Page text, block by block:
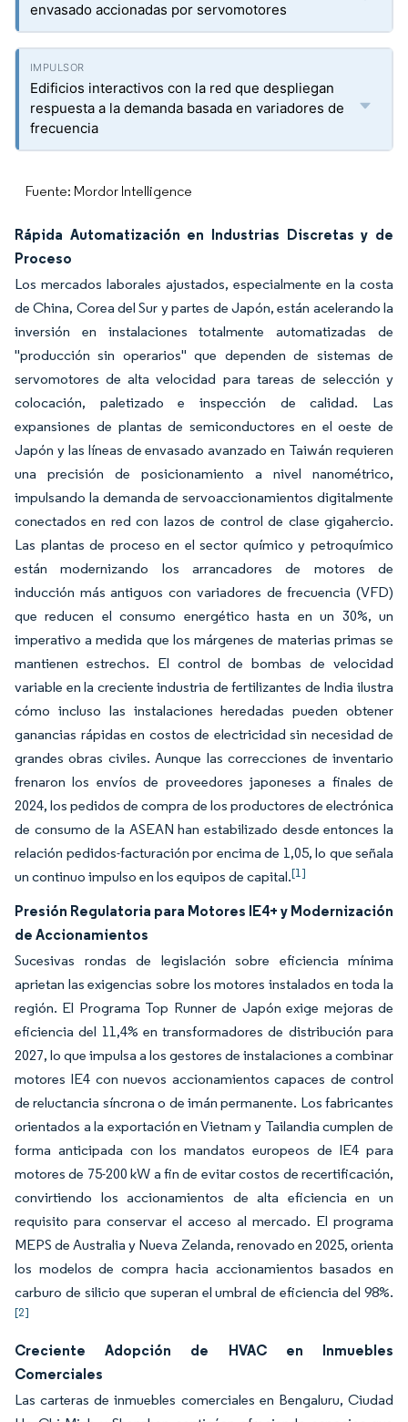
envasado accionadas por servomotores
Edificios interactivos con la red que despliegan
respuesta a la demanda basada en variadores de
frecuencia
Fuente: Mordor Intelligence
Rápida Automatización en Industrias Discretas y de
Proceso
Los mercados laborales ajustados, especialmente en la costa
de China, Corea del Sur y partes de Japón, están acelerando la
inversión en instalaciones totalmente automatizadas de
"producción sin operarios" que dependen de sistemas de
servomotores de alta velocidad para tareas de selección y
colocación, paletizado e inspección de calidad. Las
expansiones de plantas de semiconductores en el oeste de
Japón y las líneas de envasado avanzado en Taiwán requieren
una precisión de posicionamiento a nivel nanométrico,
impulsando la demanda de servoaccionamientos digitalmente
conectados en red con lazos de control de clase gigahercio.
Las plantas de proceso en el sector químico y petroquímico
están modernizando los arrancadores de motores de
inducción más antiguos con variadores de frecuencia (VFD)
que reducen el consumo energético hasta en un 30%, un
imperativo a medida que los márgenes de materias primas se
mantienen estrechos. El control de bombas de velocidad
variable en la creciente industria de fertilizantes de India ilustra
cómo incluso las instalaciones heredadas pueden obtener
ganancias rápidas en costos de electricidad sin necesidad de
grandes obras civiles. Aunque las correcciones de inventario
frenaron los envíos de proveedores japoneses a finales de
2024, los pedidos de compra de los productores de electrónica
de consumo de la ASEAN han estabilizado desde entonces la
relación pedidos-facturación por encima de 1,05, lo que señala
un continuo impulso en los equipos de capital.[1]
Presión Regulatoria para Motores IE4+ y Modernización
de Accionamientos
Sucesivas rondas de legislación sobre eficiencia mínima
aprietan las exigencias sobre los motores instalados en toda la
región. El Programa Top Runner de Japón exige mejoras de
eficiencia del 11,4% en transformadores de distribución para
2027, lo que impulsa a los gestores de instalaciones a combinar
motores IE4 con nuevos accionamientos capaces de control
de reluctancia síncrona o de imán permanente. Los fabricantes
orientados a la exportación en Vietnam y Tailandia cumplen de
forma anticipada con los mandatos europeos de IE4 para
motores de 75-200 kW a fin de evitar costos de recertificación,
convirtiendo los accionamientos de alta eficiencia en un
requisito para conservar el acceso al mercado. El programa
MEPS de Australia y Nueva Zelanda, renovado en 2025, orienta
los modelos de compra hacia accionamientos basados en
carburo de silicio que superan el umbral de eficiencia del 98%.
[2]
Creciente Adopción de HVAC en Inmuebles
Comerciales
Las carteras de inmuebles comerciales en Bengaluru, Ciudad